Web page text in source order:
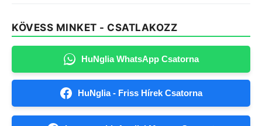
KÖVESS MINKET - CSATLAKOZZ
HuNglia WhatsApp Csatorna
HuNglia - Friss Hírek Csatorna